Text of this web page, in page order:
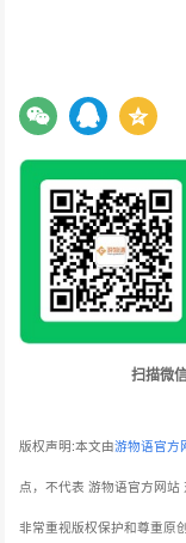
扫描微
版权声明:本文由游物语官方
点，不代表 游物语官方网站
非常重视版权保护和尊重原